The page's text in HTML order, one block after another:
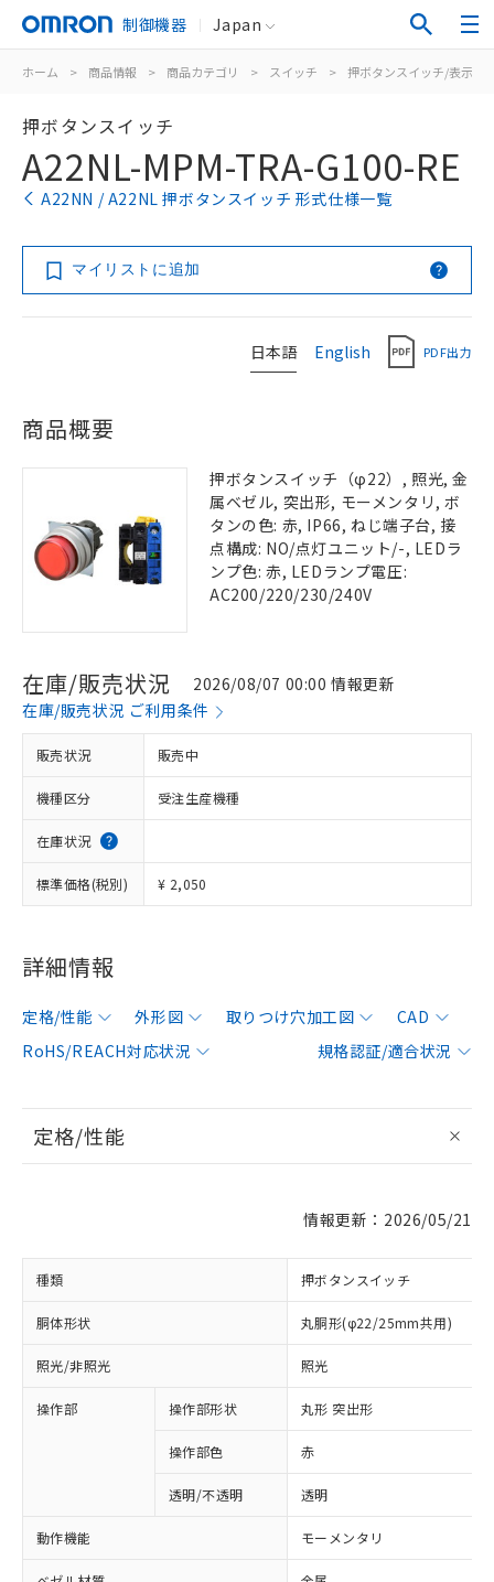
制御機器 Japan
ホーム > 商品情報 > 商品カテゴリ > スイッチ > 押ボタンスイッチ/表示灯
押ボタンスイッチ
A22NL-MPM-TRA-G100-RE
A22NN / A22NL 押ボタンスイッチ 形式仕様一覧
マイリストに追加
日本語 English PDF出力
商品概要
押ボタンスイッチ（φ22）, 照光, 金
属ベゼル, 突出形, モーメンタリ, ボ
タンの色: 赤, IP66, ねじ端子台, 接
点構成: NO/点灯ユニット/-, LEDラ
ンプ色: 赤, LEDランプ電圧:
AC200/220/230/240V
在庫/販売状況
2026/08/07 00:00 情報更新
在庫/販売状況 ご利用条件
販売状況 販売中
機種区分 受注生産機種
在庫状況
標準価格(税別) ¥ 2,050
詳細情報
定格/性能 外形図 取りつけ穴加工図
CAD
RoHS/REACH対応状況
規格認証/適合状況
定格/性能
情報更新：2026/05/21
種類 押ボタンスイッチ
胴体形状 丸胴形(φ22/25mm共用)
照光/非照光 照光
操作部 操作部形状 丸形 突出形
操作部色 赤
透明/不透明 透明
動作機能 モーメンタリ